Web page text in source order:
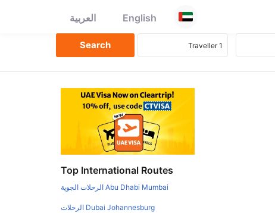
English العربية
Top International Routes
Abu Dhabi Mumbai الرحلات الجوية
Dubai Johannesburg الرحلات